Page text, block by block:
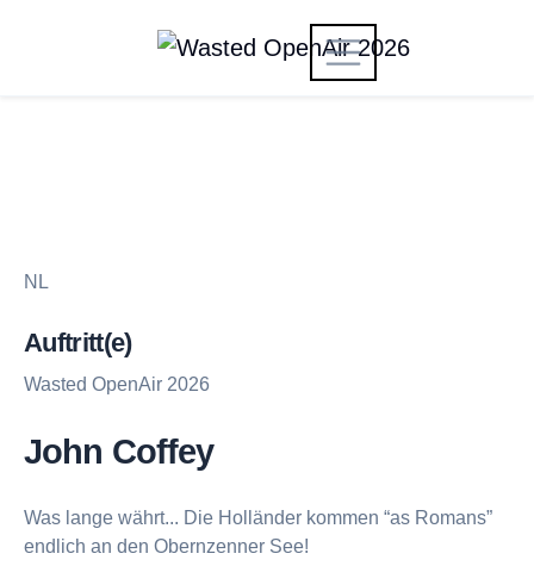
NL
Auftritt(e)
Wasted OpenAir 2026
John Coffey
Was lange währt... Die Holländer kommen “as Romans”
endlich an den Obernzenner See!